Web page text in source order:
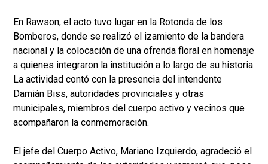
En Rawson, el acto tuvo lugar en la Rotonda de los
Bomberos, donde se realizó el izamiento de la bandera
nacional y la colocación de una ofrenda floral en homenaje
a quienes integraron la institución a lo largo de su historia.
La actividad contó con la presencia del intendente
Damián Biss, autoridades provinciales y otras
municipales, miembros del cuerpo activo y vecinos que
acompañaron la conmemoración.
El jefe del Cuerpo Activo, Mariano Izquierdo, agradeció el